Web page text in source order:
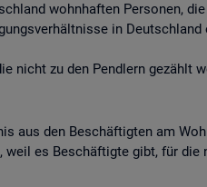
wohnhaften Personen,
in Deutschland
nicht zu den Pendlern gezählt
aus den Beschäftigten am
es Beschäftigte gibt, für die